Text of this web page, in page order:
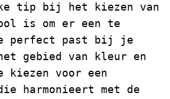
tip bij het kiezen van
is om er een te
perfect past bij je
gebied van kleur en
voor een
harmonieert met de